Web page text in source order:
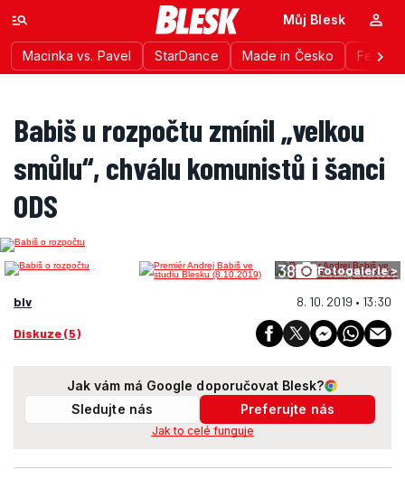
Macinka vs. Pavel StarDance Made in Česko
Můj Blesk
Babiš u rozpočtu zmínil „velkou
smůlu“, chválu komunistů i šanci
ODS
38 Fotogalerie >
blv 8. 10. 2019 • 13:30
Diskuze (5)
Jak vám má Google doporučovat Blesk?
Sledujte nás
Preferujte nás
Jak to celé funguje